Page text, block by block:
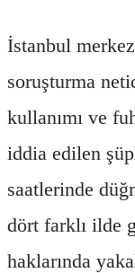
İstanbul
soruşturma
kullanımı ve
iddia edilen
saatlerinde
dört farklı ilde
haklarında